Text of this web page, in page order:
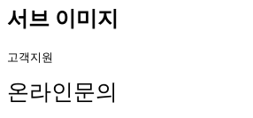
서브 이미지
고객지원
온라인문의